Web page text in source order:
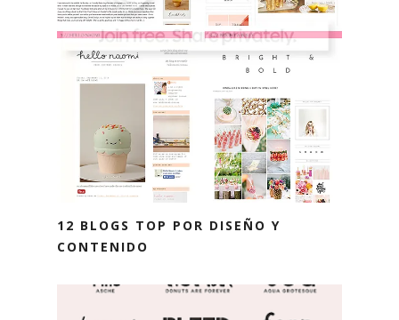
12 BLOGS TOP POR DISEÑO Y
CONTENIDO